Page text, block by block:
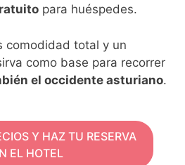
para huéspedes.
comodidad total y un
como base para recorrer
el occidente asturiano.
Y HAZ TU RESERVA
EL HOTEL